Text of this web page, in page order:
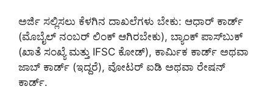
ಅರ್ಜಿ ಸಲ್ಲಿಸಲು ಕೆಳಗಿನ ದಾಖಲೆಗಳು ಬೇಕು: ಆಧಾರ್ ಕಾರ್ಡ್
(ಮೊಬೈಲ್ ನಂಬರ್ ಲಿಂಕ್ ಆಗಿರಬೇಕು), ಬ್ಯಾಂಕ್ ಪಾಸ್‌ಬುಕ್
(ಖಾತೆ ಸಂಖ್ಯೆ ಮತ್ತು IFSC ಕೋಡ್), ಕಾರ್ಮಿಕ ಕಾರ್ಡ್ ಅಥವಾ
ಜಾಬ್ ಕಾರ್ಡ್ (ಇದ್ದರೆ), ವೋಟರ್ ಐಡಿ ಅಥವಾ ರೇಷನ್
ಕಾರ್ಡ್.